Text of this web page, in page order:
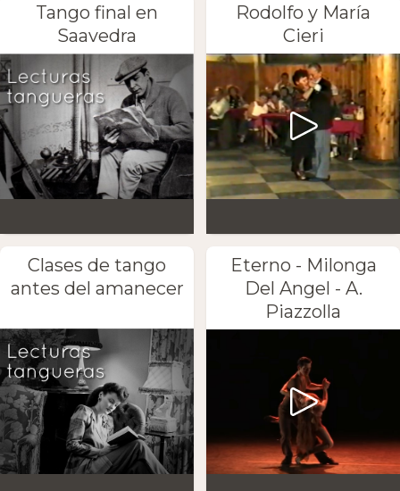
Tango final en
Saavedra
Rodolfo y María
Cieri
Clases de tango
antes del amanecer
Eterno - Milonga
Del Angel - A.
Piazzolla